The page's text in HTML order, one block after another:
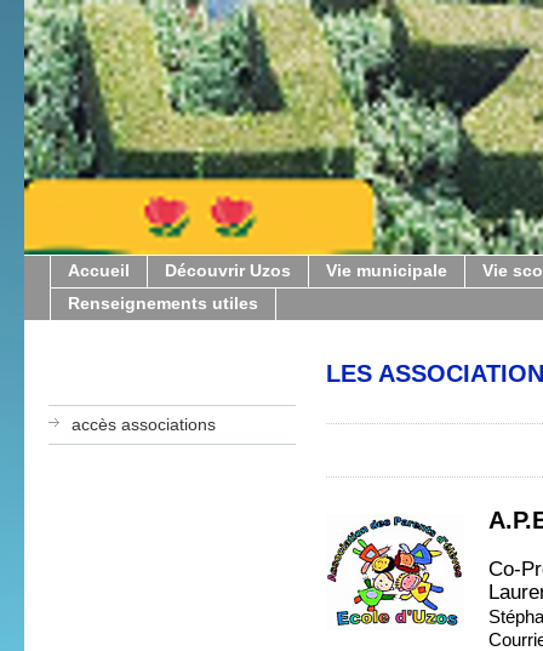
Accueil Découvrir Uzos Vie municipale
Vie
Renseignements utiles
accès associations
LES
Co-